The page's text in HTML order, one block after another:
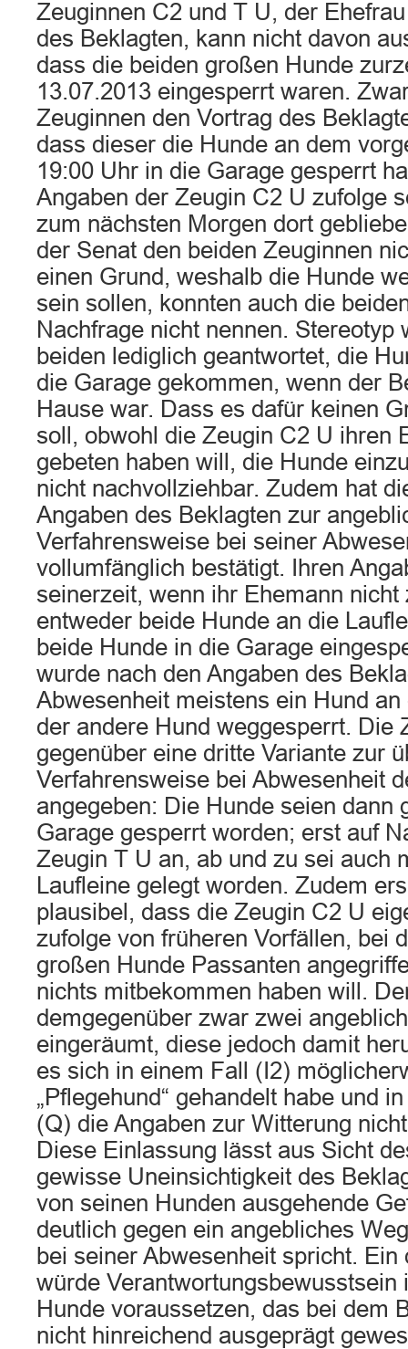
Zeuginnen C2 und T U, der
des Beklagten, kann nicht davon
dass die beiden großen Hunde
13.07.2013 eingesperrt waren.
Zeuginnen den Vortrag des
dass dieser die Hunde an dem
19:00 Uhr in die Garage gesperrt
Angaben der Zeugin C2 U zufolge
zum nächsten Morgen dort
der Senat den beiden Zeuginnen
einen Grund, weshalb die Hunde
sein sollen, konnten auch die
Nachfrage nicht nennen. Stereotyp
beiden lediglich geantwortet, die
die Garage gekommen, wenn der
Hause war. Dass es dafür keinen
soll, obwohl die Zeugin C2 U ihren
gebeten haben will, die Hunde
nicht nachvollziehbar. Zudem hat
Angaben des Beklagten zur
Verfahrensweise bei seiner
vollumfänglich bestätigt. Ihren
seinerzeit, wenn ihr Ehemann nicht
entweder beide Hunde an die
beide Hunde in die Garage
wurde nach den Angaben des
Abwesenheit meistens ein Hund
der andere Hund weggesperrt. Die
gegenüber eine dritte Variante zur
Verfahrensweise bei Abwesenheit
angegeben: Die Hunde seien dann
Garage gesperrt worden; erst auf
Zeugin T U an, ab und zu sei auch
Laufleine gelegt worden. Zudem
plausibel, dass die Zeugin C2 U
zufolge von früheren Vorfällen, bei
großen Hunde Passanten
nichts mitbekommen haben will.
demgegenüber zwar zwei
eingeräumt, diese jedoch damit
es sich in einem Fall (I2)
„Pflegehund“ gehandelt habe und
(Q) die Angaben zur Witterung
Diese Einlassung lässt aus Sicht
gewisse Uneinsichtigkeit des
von seinen Hunden ausgehende
deutlich gegen ein angebliches
bei seiner Abwesenheit spricht.
würde Verantwortungsbewusstsein
Hunde voraussetzen, das bei dem
nicht hinreichend ausgeprägt